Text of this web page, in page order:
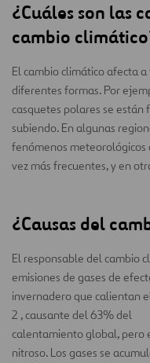
¿Cuáles son las
cambio
El cambio climático afecta
diferentes formas. Por
casquetes polares se
subiendo. En algunas
fenómenos meteorológicos
vez más frecuentes, y en
¿Causas del
El responsable del cambio
emisiones de gases de
invernadero que calientan
2 , causante del 63% del
calentamiento global, pero
nitroso. Los gases se